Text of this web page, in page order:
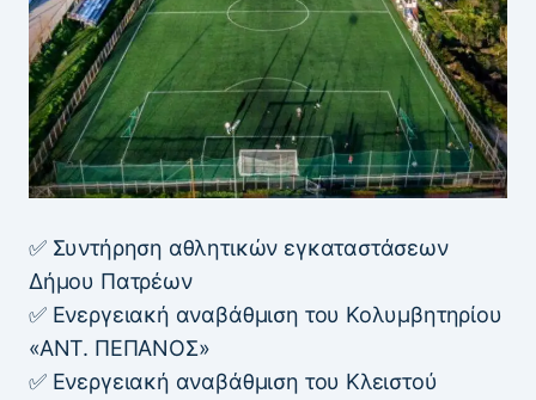
✅ Συντήρηση αθλητικών εγκαταστάσεων
Δήμου Πατρέων
✅ Ενεργειακή αναβάθμιση του Κολυμβητηρίου
«ΑΝΤ. ΠΕΠΑΝΟΣ»
✅ Ενεργειακή αναβάθμιση του Κλειστού